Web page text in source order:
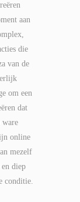
aan
die
van de
om een
dat
ware
online
mezelf
diep
conditie.